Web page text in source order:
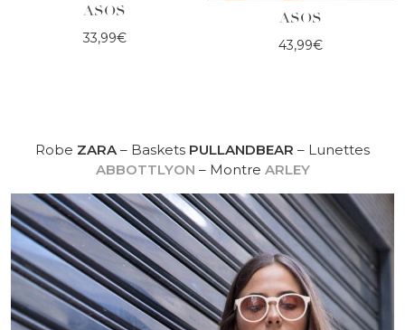
ASOS
33,99€
ASOS
43,99€
Robe ZARA – Baskets PULLANDBEAR – Lunettes
ABBOTTLYON – Montre ARLEY